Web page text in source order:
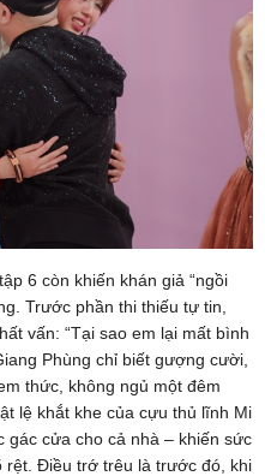
6 còn khiến khán giả “ngồi
Trước phần thi thiếu tự tin,
vấn: “Tại sao em lại mất bình
Phùng chỉ biết gượng cười,
thức, không ngủ một đêm
lệ khắt khe của cựu thủ lĩnh Mi
gác cửa cho cả nhà – khiến sức
rệt. Điều trớ trêu là trước đó, khi